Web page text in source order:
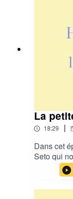
La
18:29 |
Dans cet
Seto qui
l’œuvre
les